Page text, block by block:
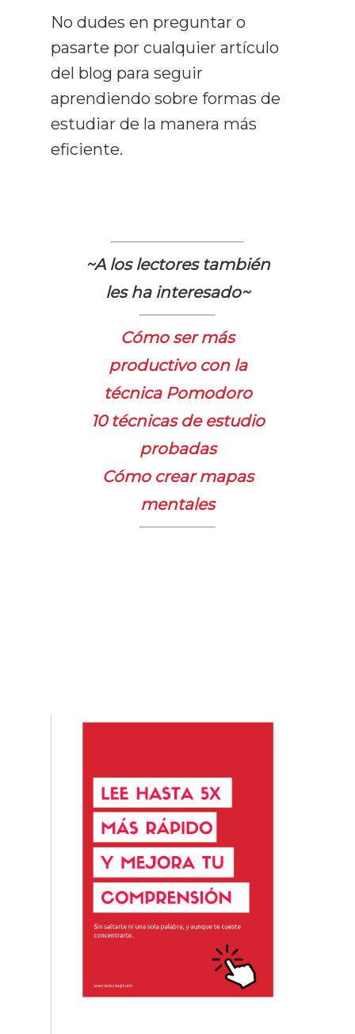
No dudes en preguntar o
pasarte por cualquier artículo
del blog para seguir
aprendiendo sobre formas de
estudiar de la manera más
eficiente.
~A los lectores también
les ha interesado~
Cómo ser más
productivo con la
técnica Pomodoro
10 técnicas de estudio
probadas
Cómo crear mapas
mentales